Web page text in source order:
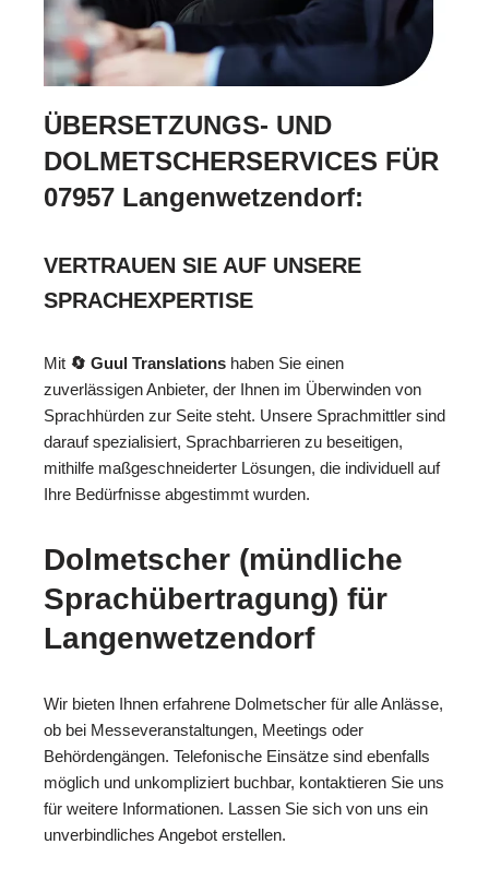
ÜBERSETZUNGS- UND
DOLMETSCHERSERVICES FÜR
07957 Langenwetzendorf:
VERTRAUEN SIE AUF UNSERE
SPRACHEXPERTISE
Mit 🔄 Guul Translations haben Sie einen
zuverlässigen Anbieter, der Ihnen im Überwinden von
Sprachhürden zur Seite steht. Unsere Sprachmittler sind
darauf spezialisiert, Sprachbarrieren zu beseitigen,
mithilfe maßgeschneiderter Lösungen, die individuell auf
Ihre Bedürfnisse abgestimmt wurden.
Dolmetscher (mündliche
Sprachübertragung) für
Langenwetzendorf
Wir bieten Ihnen erfahrene Dolmetscher für alle Anlässe,
ob bei Messeveranstaltungen, Meetings oder
Behördengängen. Telefonische Einsätze sind ebenfalls
möglich und unkompliziert buchbar, kontaktieren Sie uns
für weitere Informationen. Lassen Sie sich von uns ein
unverbindliches Angebot erstellen.